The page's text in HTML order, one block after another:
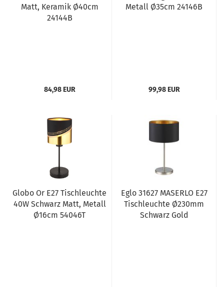
Matt, Keramik Ø40cm
24144B
84,98 EUR
Metall Ø35cm 24146B
99,98 EUR
Globo Or E27 Tischleuchte
40W Schwarz Matt, Metall
Ø16cm 54046T
Eglo 31627 MASERLO E27
Tischleuchte Ø230mm
Schwarz Gold